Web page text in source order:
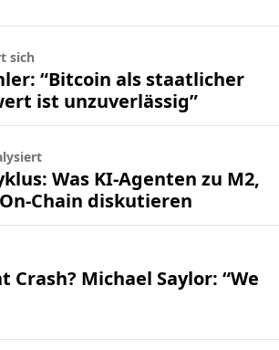
sich
“Bitcoin als staatlicher
ist unzuverlässig”
Was KI-Agenten zu M2,
Chain diskutieren
Crash? Michael Saylor: “We